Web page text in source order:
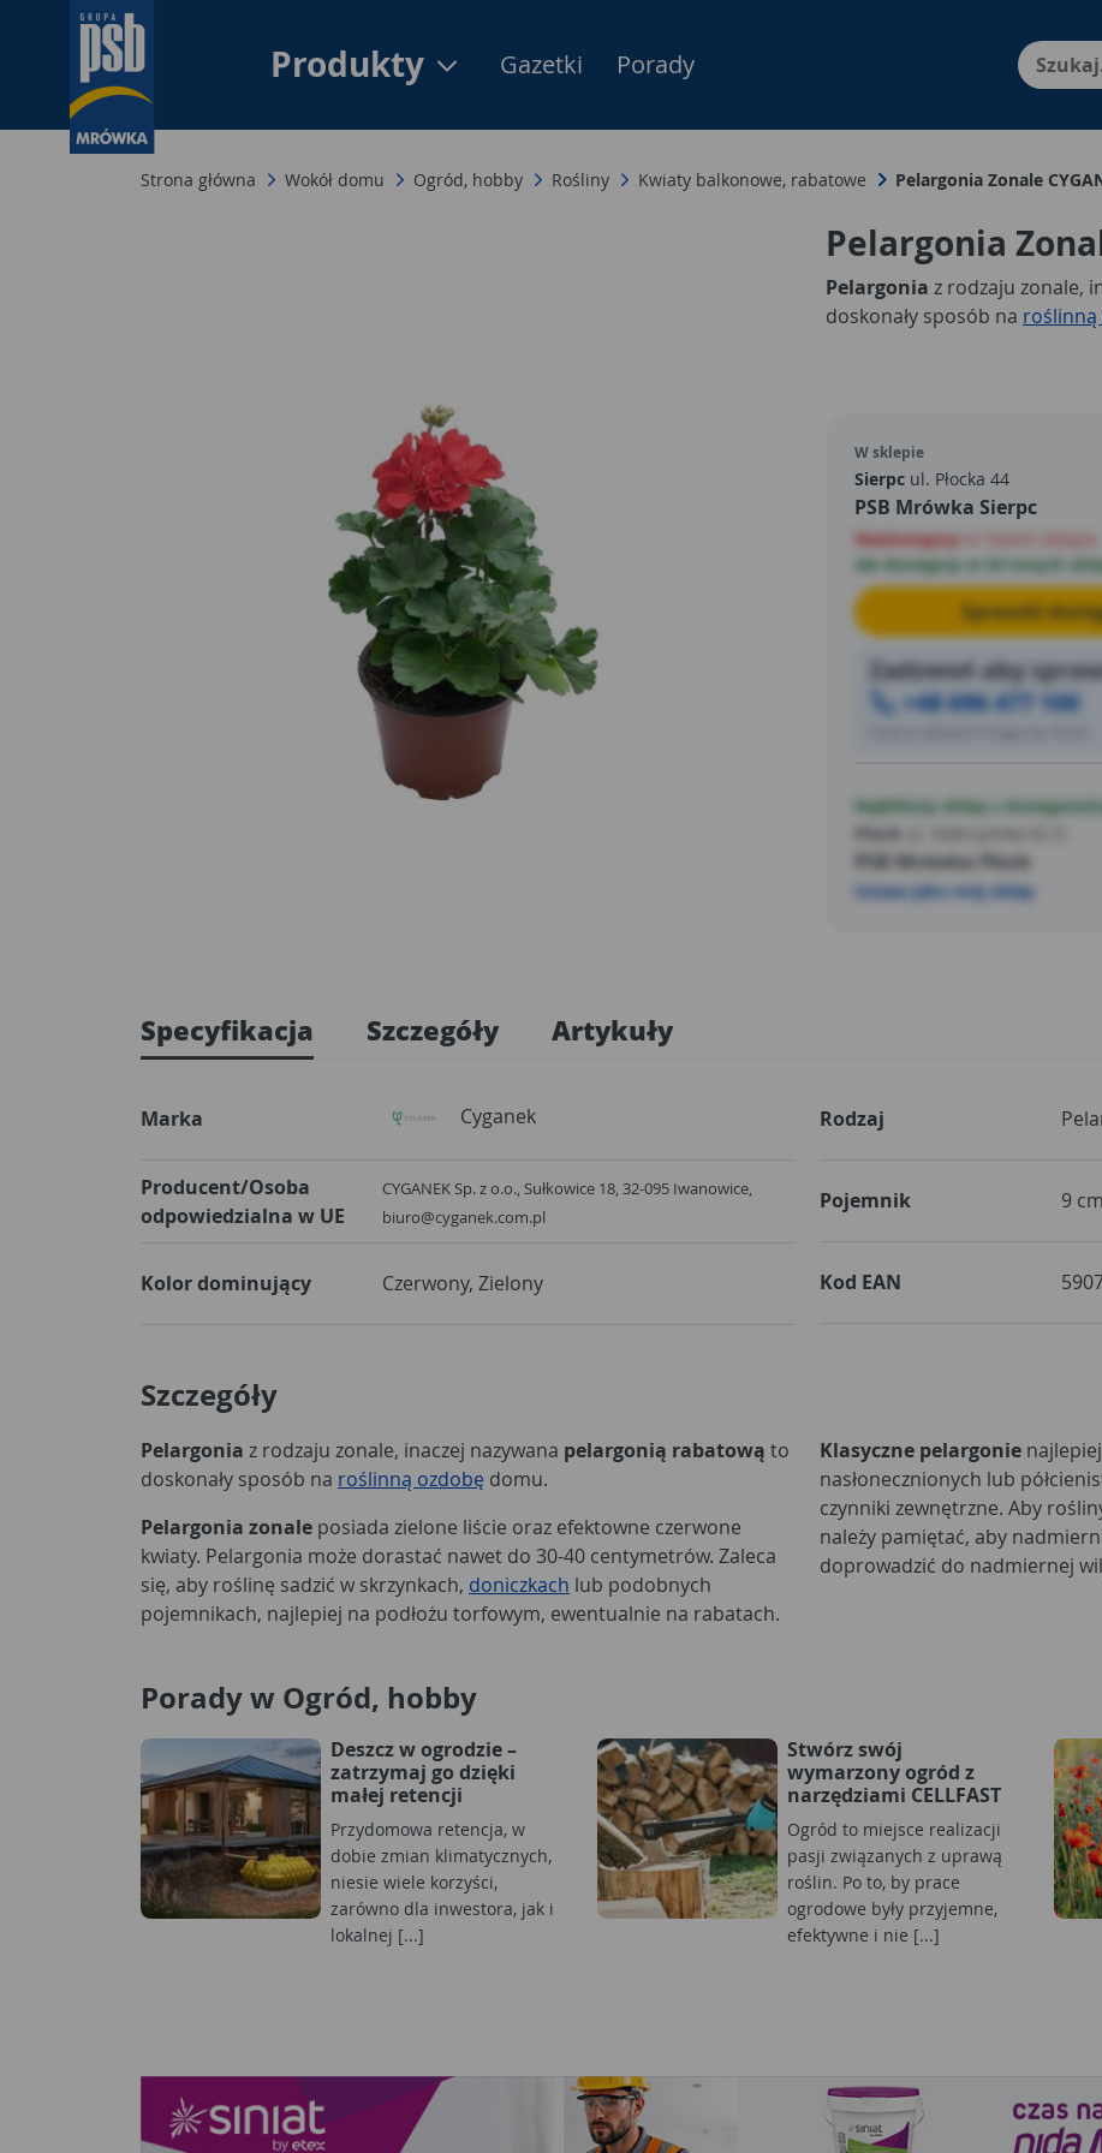
Produkty Menu Produktów, nawigacja:
Gazetki Porady
Strona główna Wokół domu Ogród, hobby Rośliny Kwiaty balkonowe, rabatowe Pelargonia Zonale
Pelargonia
Pelargonia z rodzaju zonale,
doskonały sposób na roślinną
W sklepie
Sierpc ul. Płocka 44
PSB Mrówka Sierpc
Niedostępny w Twoim sklepie
ale dostępny w 54 innych
Sprawdź
Zadzwoń aby
+48 696 477 100
Najbliższy sklep z
Płock
PSB Mrówka Płock
Ustaw jako mój sklep
Specyfikacja Szczegóły Artykuły
Marka Cyganek
Producent/Osoba
odpowiedzialna w UE
CYGANEK Sp. z o.o., Sułkowice 18, 32-095 Iwanowice,
biuro@cyganek.com.pl
Kolor dominujący Czerwony, Zielony
Rodzaj
Pojemnik 9 cm
Kod EAN
Szczegóły
Pelargonia z rodzaju zonale, inaczej nazywana pelargonią rabatową to
doskonały sposób na roślinną ozdobę domu.
Pelargonia zonale posiada zielone liście oraz efektowne czerwone
kwiaty. Pelargonia może dorastać nawet do 30-40 centymetrów. Zaleca
się, aby roślinę sadzić w skrzynkach, doniczkach lub podobnych
pojemnikach, najlepiej na podłożu torfowym, ewentualnie na rabatach.
Klasyczne pelargonie
nasłonecznionych lub
czynniki zewnętrzne. Aby
należy pamiętać, aby
doprowadzić do nadmiernej
Porady w Ogród, hobby
Deszcz w ogrodzie –
zatrzymaj go dzięki
małej retencji
Przydomowa retencja, w
dobie zmian klimatycznych,
niesie wiele korzyści,
zarówno dla inwestora, jak i
lokalnej [...]
Stwórz swój
wymarzony ogród z
narzędziami CELLFAST
Ogród to miejsce realizacji
pasji związanych z uprawą
roślin. Po to, by prace
ogrodowe były przyjemne,
efektywne i nie [...]